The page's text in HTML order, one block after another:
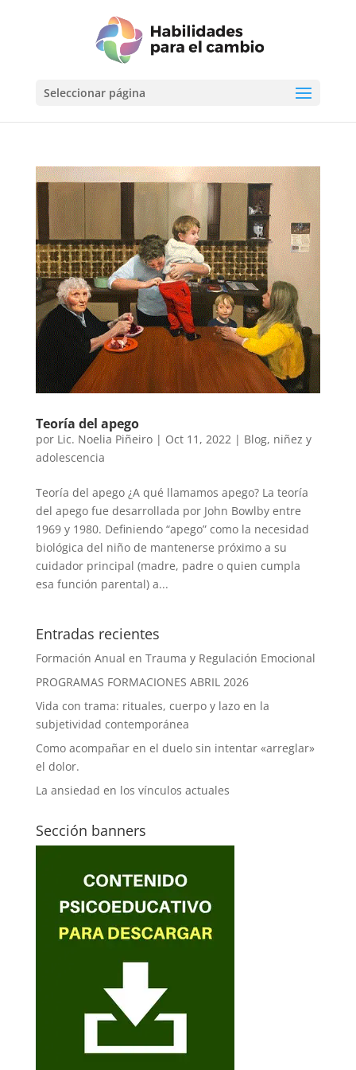
Seleccionar página
Teoría del apego
por Lic. Noelia Piñeiro| Oct 11, 2022| Blog, niñez y
adolescencia
Teoría del apego ¿A qué llamamos apego? La teoría
del apego fue desarrollada por John Bowlby entre
1969 y 1980. Definiendo “apego” como la necesidad
biológica del niño de mantenerse próximo a su
cuidador principal (madre, padre o quien cumpla
esa función parental) a...
Entradas recientes
Formación Anual en Trauma y Regulación Emocional
PROGRAMAS FORMACIONES ABRIL 2026
Vida con trama: rituales, cuerpo y lazo en la
subjetividad contemporánea
Como acompañar en el duelo sin intentar «arreglar»
el dolor.
La ansiedad en los vínculos actuales
Sección banners